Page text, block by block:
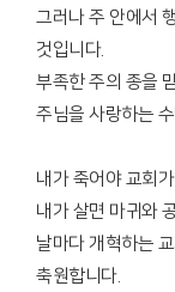
그러나 주 안에서
것입니다.
부족한 주의 종을
주님을 사랑하는
내가 죽어야 교회가
내가 살면 마귀와
날마다 개혁하는
축원합니다.